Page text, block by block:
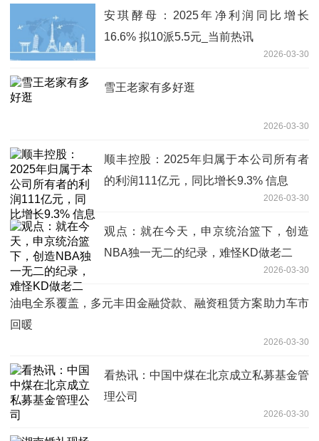
安琪酵母：2025年净利润同比增长
16.6% 拟10派5.5元_当前热讯
2026-03-30
雪王老家有多好逛
2026-03-30
顺丰控股：2025年归属于本公司所有者
的利润111亿元，同比增长9.3% 信息
2026-03-30
观点：就在今天，申京统治篮下，创造
NBA独一无二的纪录，难怪KD做老二
2026-03-30
油电全系覆盖，多元丰田金融贷款、融资租赁方案助力车市
回暖
2026-03-30
看热讯：中国中煤在北京成立私募基金管
理公司
2026-03-30